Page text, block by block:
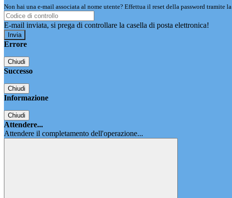
Non hai una e-mail associata al nome utente? Effettua il reset della password tramite la
E-mail inviata, si prega di controllare la casella di posta elettronica!
Errore
Chiudi
Successo
Chiudi
Informazione
Chiudi
Attendere...
Attendere il completamento dell'operazione...